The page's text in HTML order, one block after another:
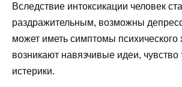
Вследствие интоксикации человек
раздражительным, возможны
может иметь симптомы психического
возникают навязчивые идеи, чувство
истерики.